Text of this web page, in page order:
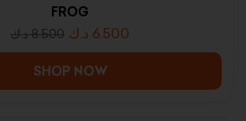
FROG
8.500 د.ك 6.500 د.ك
SHOP NOW